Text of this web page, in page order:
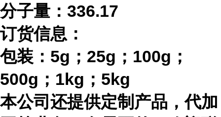
分子量： 336.17
订货信息：
包装： 5g；25g；100g；
500g；1kg；5kg
本公司还提供定制产品，代加